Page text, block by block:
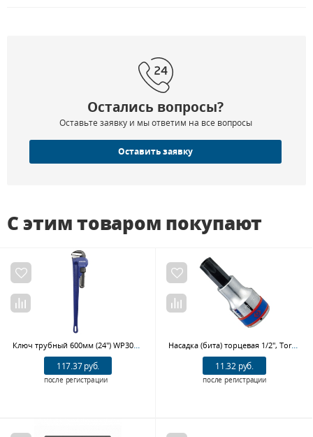
Остались вопросы?
Оставьте заявку и мы ответим на все вопросы
Оставить заявку
С этим товаром покупают
Ключ трубный 600мм (24") WP302004 WORKPRO
117.37 руб.
после регистрации
Насадка (бита) торцевая 1/2", Torx, T20-Т60, L = 60 мм, с отверстием KING TONY 402727
11.32 руб.
после регистрации